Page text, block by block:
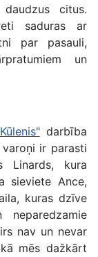
citus.
saduras ar
par pasauli,
un
darbība
ir parasti
Linards, kura
sieviete Ance,
kuras dzīve
nav un nevar
mēs dažkārt